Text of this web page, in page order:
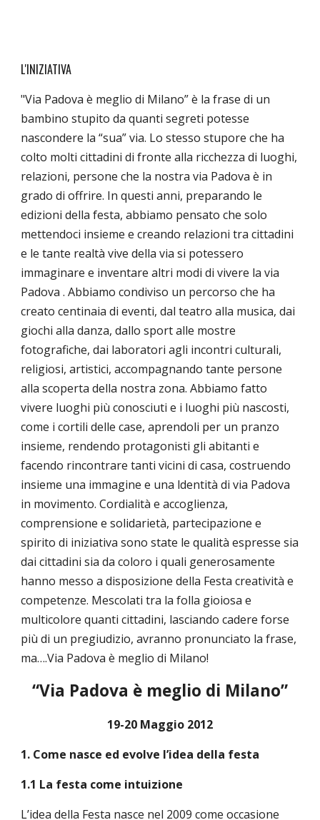
L'INIZIATIVA
"Via Padova è meglio di Milano” è la frase di un
bambino stupito da quanti segreti potesse
nascondere la “sua” via. Lo stesso stupore che ha
colto molti cittadini di fronte alla ricchezza di luoghi,
relazioni, persone che la nostra via Padova è in
grado di offrire. In questi anni, preparando le
edizioni della festa, abbiamo pensato che solo
mettendoci insieme e creando relazioni tra cittadini
e le tante realtà vive della via si potessero
immaginare e inventare altri modi di vivere la via
Padova . Abbiamo condiviso un percorso che ha
creato centinaia di eventi, dal teatro alla musica, dai
giochi alla danza, dallo sport alle mostre
fotografiche, dai laboratori agli incontri culturali,
religiosi, artistici, accompagnando tante persone
alla scoperta della nostra zona. Abbiamo fatto
vivere luoghi più conosciuti e i luoghi più nascosti,
come i cortili delle case, aprendoli per un pranzo
insieme, rendendo protagonisti gli abitanti e
facendo rincontrare tanti vicini di casa, costruendo
insieme una immagine e una ldentità di via Padova
in movimento. Cordialità e accoglienza,
comprensione e solidarietà, partecipazione e
spirito di iniziativa sono state le qualità espresse sia
dai cittadini sia da coloro i quali generosamente
hanno messo a disposizione della Festa creatività e
competenze. Mescolati tra la folla gioiosa e
multicolore quanti cittadini, lasciando cadere forse
più di un pregiudizio, avranno pronunciato la frase,
ma….Via Padova è meglio di Milano!
“Via Padova è meglio di Milano”
19-20 Maggio 2012
1. Come nasce ed evolve l’idea della festa
1.1 La festa come intuizione
L’idea della Festa nasce nel 2009 come occasione